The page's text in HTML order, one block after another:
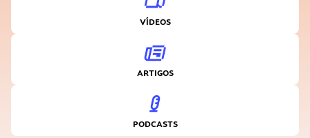
VÍDEOS
ARTIGOS
PODCASTS